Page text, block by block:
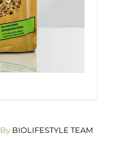
ByBIOLIFESTYLE TEAM